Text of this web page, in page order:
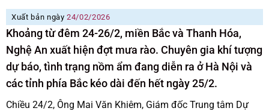
Xuất bản ngày24/02/2026
Khoảng từ đêm 24-26/2, miền Bắc và Thanh Hóa,
Nghệ An xuất hiện đợt mưa rào. Chuyên gia khí tượng
dự báo, tình trạng nồm ẩm đang diễn ra ở Hà Nội và
các tỉnh phía Bắc kéo dài đến hết ngày 25/2.
Chiều 24/2, Ông Mai Văn Khiêm, Giám đốc Trung tâm Dự